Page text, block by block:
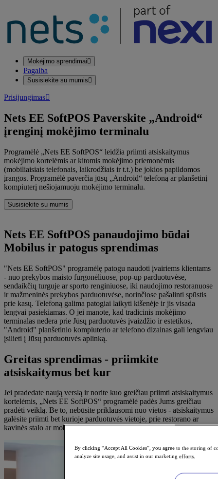
Mokėjimo sprendimai
Pagalba
Susisiekite su mumis
Prisijungimas
Nets EE SoftPOS Paverskite „Android“
įrenginį mokėjimo terminalu
Programėlė „Nets EE SoftPOS“ leidžia priimti atsiskaitymus
mokėjimo kortelėmis ar kitomis mokėjimo priemonėmis
(mobiliaisiais telefonais, laikrodžiais ir t.t.) be jokios papildomos
įrangos. Programėlė paverčia jūsų „Android“ telefoną ar planšetinį
kompiuterį nešiojamuoju mokėjimo terminalu.
Susisiekite su mumis
Nets EE SoftPOS panaudojimo būdai
Mobilus ir patogus sprendimas
"Nets EE SoftPOS" programėlę patogu naudoti įvairiems klientams
- nuo prekybos maisto furgonėliuose, pop-up parduotuvėse,
sendaikčių turguje ar sporto renginiuose, iki naudojimo restoranuose
ir mažmeninės prekybos parduotuvėse, norinčiose pašalinti spūstis
prie kasų. Telefoną galima patogiai laikyti kišenėje ir jis visada
lengvai pasiekiamas. O jei manote, kad tradicinis mokėjimo
terminalas nedera prie Jūsų parduotuvės įvaizdžio ir estetikos,
"Android" planšetinio kompiuterio ar telefono dizainas gali lengviau
įsilieti į Jūsų parduotuvės aplinką.
Greitas sprendimas - priimkite
atsiskaitymus bet kur
Jei pradedate naują verslą ir norite kuo greičiau priimti atsiskaitymus
kortelėmis, „Nets EE SoftPOS“ programėlė padės Jums greičiau
pradėti veiklą. Be to, nebūsite priklausomi nuo vietos - atsiskaitymus
galėsite priimti bet kurioje parduotuvės vietoje, prie restorano ar
kavinės stalo ar mobilioje prekybos vietoje.
By clicking “Accept All Cookies”, you agree to the storing of
analyze site usage, and assist in our marketing efforts.